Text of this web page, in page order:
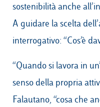
sostenibilità anche
A guidare la scelta
interrogativo: “Cos’è
“Quando si lavora in
senso della propria
Falautano, “cosa che